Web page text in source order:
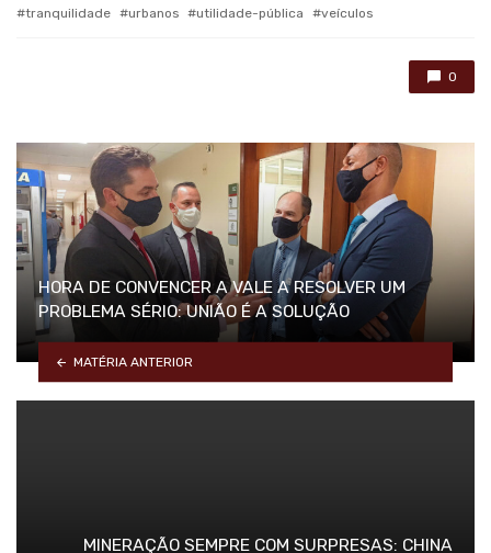
tranquilidade urbanos utilidade-pública veículos
0
HORA DE CONVENCER A VALE A RESOLVER UM
PROBLEMA SÉRIO: UNIÃO É A SOLUÇÃO
MATÉRIA ANTERIOR
MINERAÇÃO SEMPRE COM SURPRESAS: CHINA